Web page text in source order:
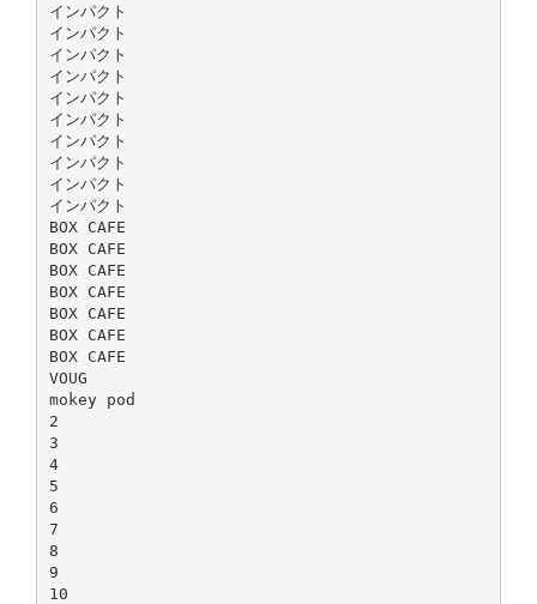
インパクト
インパクト
インパクト
インパクト
インパクト
インパクト
インパクト
インパクト
インパクト
インパクト
BOX CAFE
BOX CAFE
BOX CAFE
BOX CAFE
BOX CAFE
BOX CAFE
BOX CAFE
VOUG
mokey pod
2
3
4
5
6
7
8
9
10